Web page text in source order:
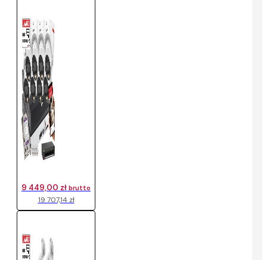
19 707,14 zł
9 449,00 zł brutto